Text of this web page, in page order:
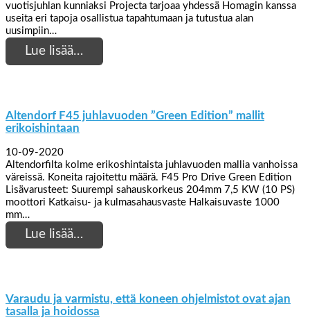
vuotisjuhlan kunniaksi Projecta tarjoaa yhdessä Homagin kanssa
useita eri tapoja osallistua tapahtumaan ja tutustua alan
uusimpiin…
Lue lisää…
Altendorf F45 juhlavuoden ”Green Edition” mallit
erikoishintaan
10-09-2020
Altendorfilta kolme erikoshintaista juhlavuoden mallia vanhoissa
väreissä. Koneita rajoitettu määrä. F45 Pro Drive Green Edition
Lisävarusteet: Suurempi sahauskorkeus 204mm 7,5 KW (10 PS)
moottori Katkaisu- ja kulmasahausvaste Halkaisuvaste 1000
mm…
Lue lisää…
Varaudu ja varmistu, että koneen ohjelmistot ovat ajan
tasalla ja hoidossa